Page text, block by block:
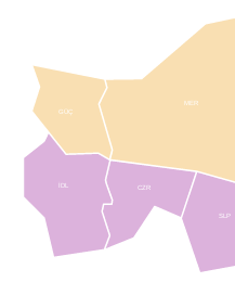
CZR
İDL
SLP
MER
GÜÇ